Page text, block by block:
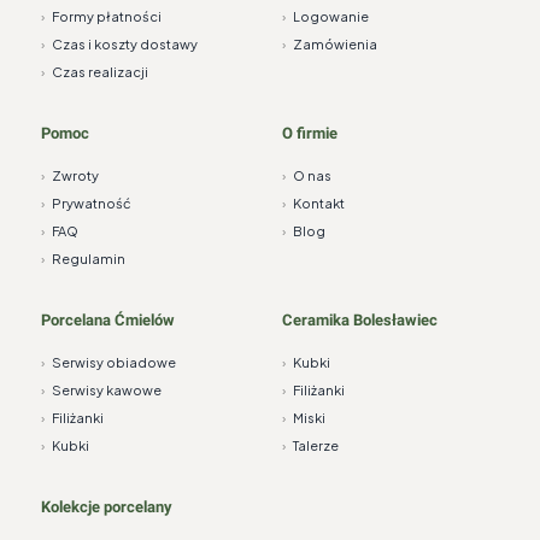
› Formy płatności
› Czas i koszty dostawy
› Czas realizacji
› Logowanie
› Zamówienia
Pomoc
› Zwroty
› Prywatność
› FAQ
› Regulamin
O firmie
› O nas
› Kontakt
› Blog
Porcelana Ćmielów
› Serwisy obiadowe
› Serwisy kawowe
› Filiżanki
› Kubki
Ceramika Bolesławiec
› Kubki
› Filiżanki
› Miski
› Talerze
Kolekcje porcelany